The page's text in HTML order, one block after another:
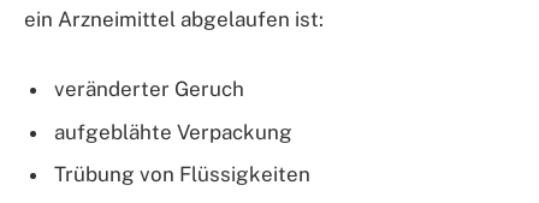
ein Arzneimittel abgelaufen ist:
veränderter Geruch
aufgeblähte Verpackung
Trübung von Flüssigkeiten